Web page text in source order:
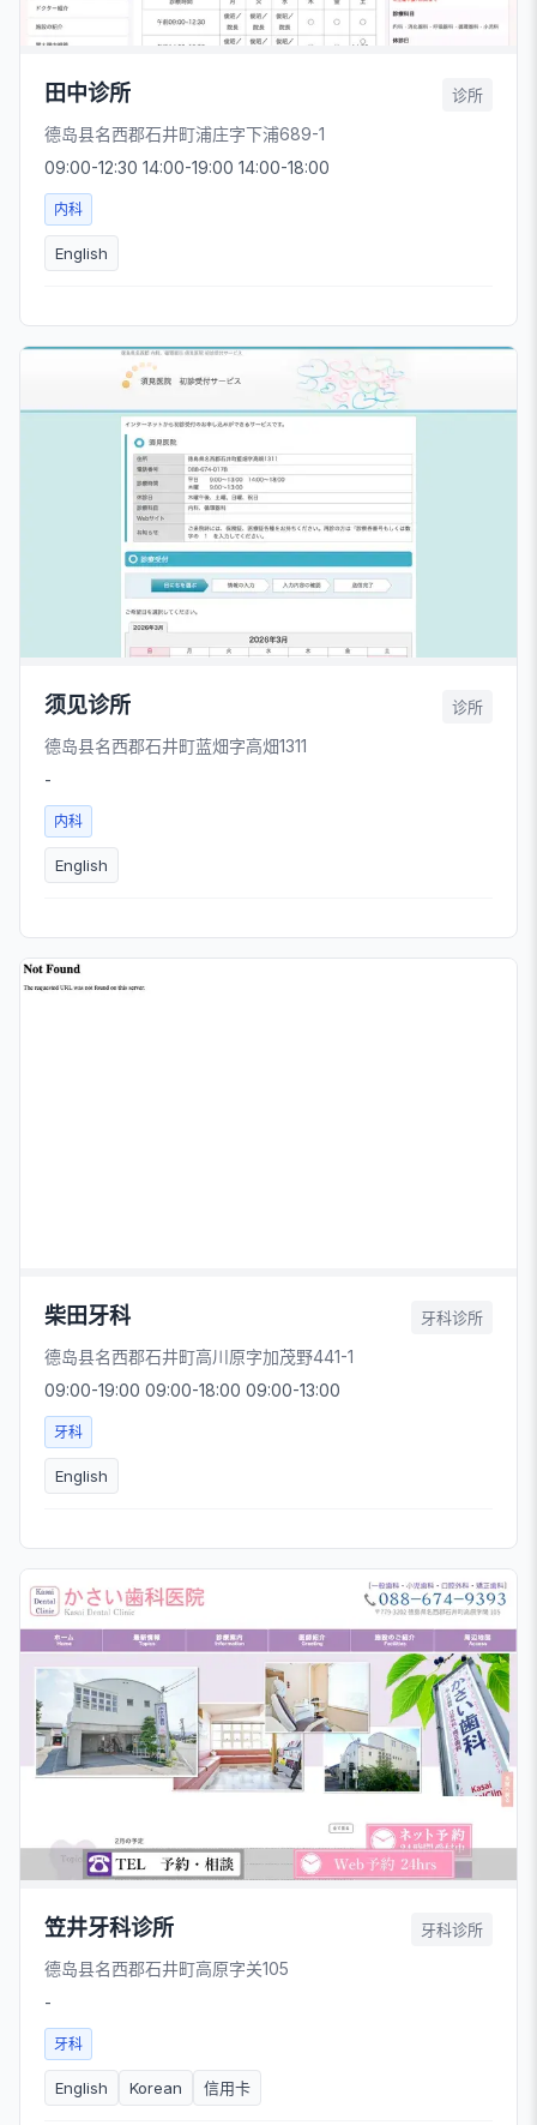
田中诊所 诊所
德岛县名西郡石井町浦庄字下浦689-1
09:00-12:30 14:00-19:00 14:00-18:00
内科
English
须见诊所 诊所
德岛县名西郡石井町蓝畑字高畑1311
-
内科
English
柴田牙科 牙科诊所
德岛县名西郡石井町高川原字加茂野441-1
09:00-19:00 09:00-18:00 09:00-13:00
牙科
English
笠井牙科诊所 牙科诊所
德岛县名西郡石井町高原字关105
-
牙科
English Korean 信用卡